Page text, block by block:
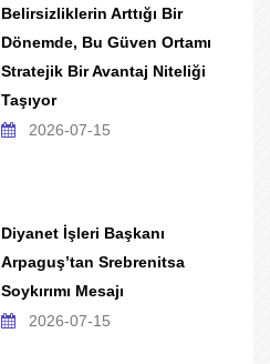
Belirsizliklerin Arttığı Bir
Dönemde, Bu Güven Ortamı
Stratejik Bir Avantaj Niteliği
Taşıyor
2026-07-15
Diyanet İşleri Başkanı
Arpaguş’tan Srebrenitsa
Soykırımı Mesajı
2026-07-15